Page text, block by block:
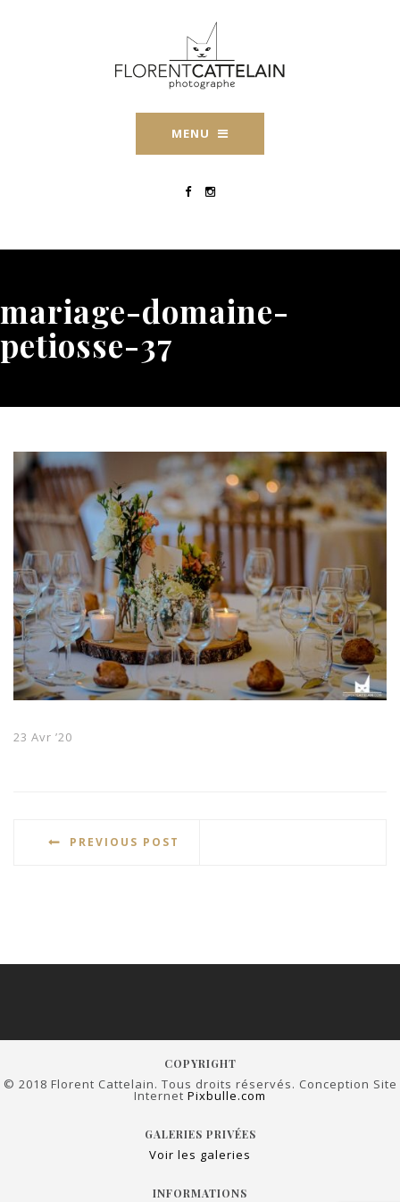
MENU
mariage-domaine-
petiosse-37
23 Avr ’20
PREVIOUS POST
COPYRIGHT
© 2018 Florent Cattelain. Tous droits réservés. Conception Site
Internet Pixbulle.com
GALERIES PRIVÉES
Voir les galeries
INFORMATIONS